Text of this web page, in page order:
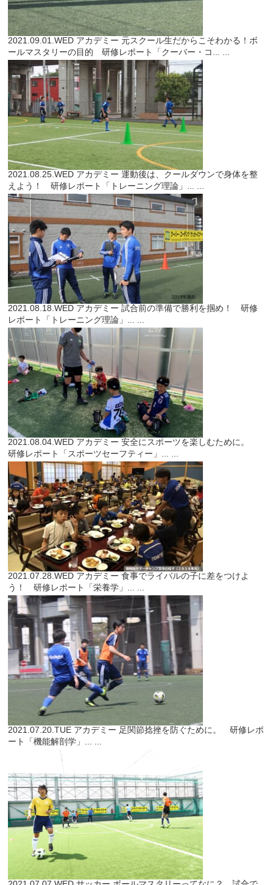
2021.09.01.WED アカデミー 元スクール生だからこそわかる！ボ
ールマスタリーの目的 研修レポート「クーバー・コ... ...
2021.08.25.WED アカデミー 運動後は、クールダウンで身体を整
えよう！ 研修レポート「トレーニング理論」... ...
2021.08.18.WED アカデミー 試合前の準備で勝利を掴め！ 研修
レポート「トレーニング理論」... ...
2021.08.04.WED アカデミー 安全にスポーツを楽しむために。
研修レポート「スポーツセーフティー」... ...
2021.07.28.WED アカデミー 食事でライバルの子に差をつけよ
う！ 研修レポート「栄養学」... ...
2021.07.20.TUE アカデミー 足関節捻挫を防ぐために。 研修レポ
ート「機能解剖学」... ...